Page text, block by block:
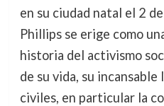
en su ciudad natal el 2
Phillips se erige como
historia del activismo
de su vida, su
civiles, en particular la